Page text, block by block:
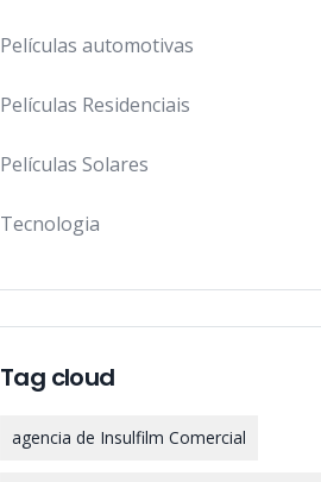
Películas automotivas
Películas Residenciais
Películas Solares
Tecnologia
Tag cloud
agencia de Insulfilm Comercial